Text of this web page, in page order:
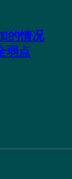
的情况
弱点